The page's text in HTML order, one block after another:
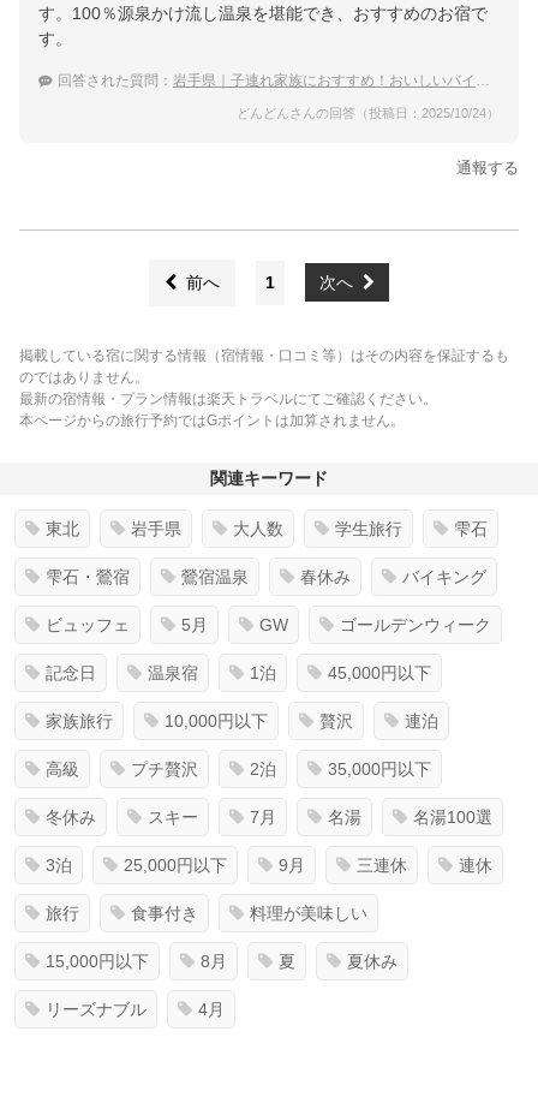
す。100％源泉かけ流し温泉を堪能でき、おすすめのお宿で
す。
回答された質問： 岩手県｜子連れ家族におすすめ！おいしいバイキングのある宿は？
どんどんさんの回答（投稿日：2025/10/24）
通報する
前へ 1 次へ
掲載している宿に関する情報（宿情報・口コミ等）はその内容を保証するも
のではありません。
最新の宿情報・プラン情報は楽天トラベルにてご確認ください。
本ページからの旅行予約ではGポイントは加算されません。
関連キーワード
東北 岩手県 大人数 学生旅行 雫石
雫石・鶯宿 鶯宿温泉 春休み バイキング
ビュッフェ 5月 GW ゴールデンウィーク
記念日 温泉宿 1泊 45,000円以下
家族旅行 10,000円以下 贅沢 連泊
高級 プチ贅沢 2泊 35,000円以下
冬休み スキー 7月 名湯 名湯100選
3泊 25,000円以下 9月 三連休 連休
旅行 食事付き 料理が美味しい
15,000円以下 8月 夏 夏休み
リーズナブル 4月